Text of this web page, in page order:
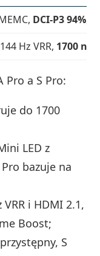
DCI-P3 94%
Hz VRR, 1700
Pro a S Pro:
do 1700
LED z
bazuje na
i HDMI 2.1,
Boost;
S